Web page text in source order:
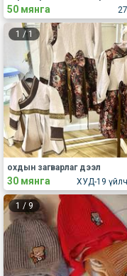
50 мянга
1 /1
охдын загварлаг дээл
30 мянга
1 / 9